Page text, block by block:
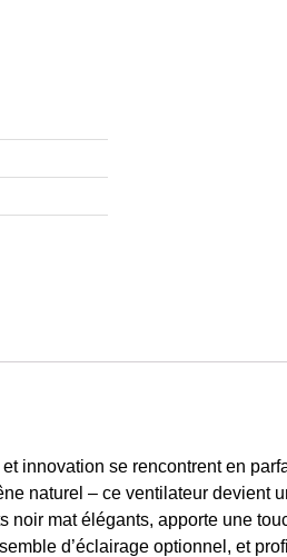
innovation se rencontrent en
naturel – ce ventilateur devient
mat élégants, apporte une
d’éclairage optionnel, et